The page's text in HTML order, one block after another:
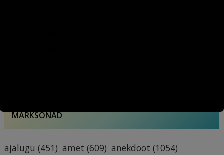
MÄRKSÕNAD
ajalugu (451) amet (609) anekdoot (1054)